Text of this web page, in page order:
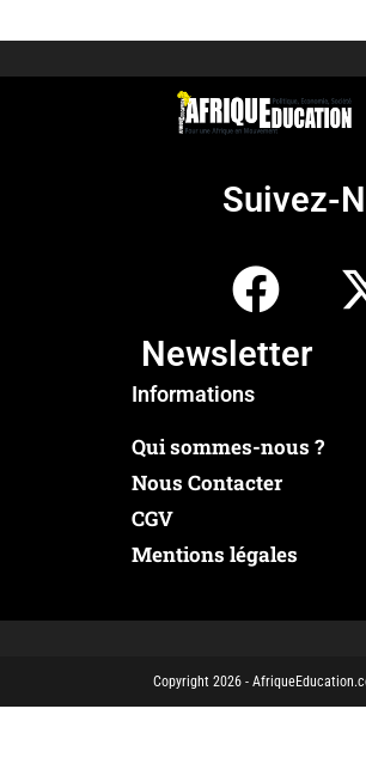
Suivez-
Newsletter
Informations
Qui sommes-nous ?
Nous Contacter
CGV
Mentions légales
Copyright 2026 -